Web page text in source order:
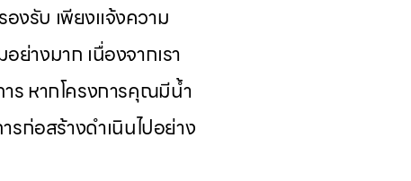
องรับ เพียงแจ้งความ
ย่างมาก เนื่องจากเรา
ร หากโครงการคุณมีน้ำ
รก่อสร้างดำเนินไปอย่าง